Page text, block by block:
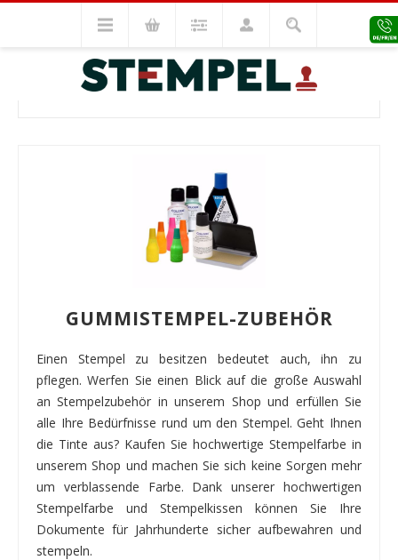
Stempel Zubehör Zubehör
ZUBEHÖR
GUMMISTEMPEL-ZUBEHÖR
Einen Stempel zu besitzen bedeutet auch, ihn zu
pflegen. Werfen Sie einen Blick auf die große Auswahl
an Stempelzubehör in unserem Shop und erfüllen Sie
alle Ihre Bedürfnisse rund um den Stempel. Geht Ihnen
die Tinte aus? Kaufen Sie hochwertige Stempelfarbe in
unserem Shop und machen Sie sich keine Sorgen mehr
um verblassende Farbe. Dank unserer hochwertigen
Stempelfarbe und Stempelkissen können Sie Ihre
Dokumente für Jahrhunderte sicher aufbewahren und
stempeln.